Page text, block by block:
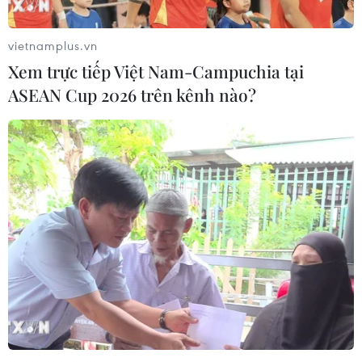
Băng tan nhanh do nước biển ấm chứ
không phải nhiệt độ Trái Đất
05/06/2016 23:27
Các nhà khoa học Mỹ đã có phát hiện đáng quan ngại
rằng nhân tố chính đẩy nhanh quá trình tan băng ở
vùng Tây Nam Cực là nước biển ấm chứ không phải do
nhiệt độ Trái Đất tăng cao.
vietnamplus.vn
Xem trực tiếp Việt Nam-Campuchia tại
ASEAN Cup 2026 trên kênh nào?